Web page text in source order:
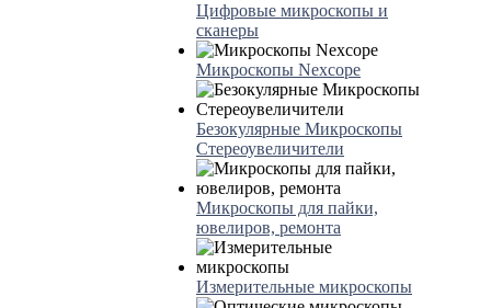
Цифровые микроскопы и
сканеры
Микроскопы Nexcope
Безокулярные Микроскопы
Стереоувеличители
Микроскопы для пайки,
ювелиров, ремонта
Измерительные микроскопы